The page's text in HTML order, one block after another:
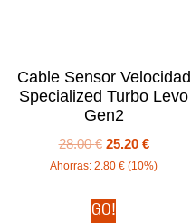
Cable Sensor Velocidad
Specialized Turbo Levo
Gen2
28.00€ 25.20 €
Ahorras: 2.80 € (10%)
GO!